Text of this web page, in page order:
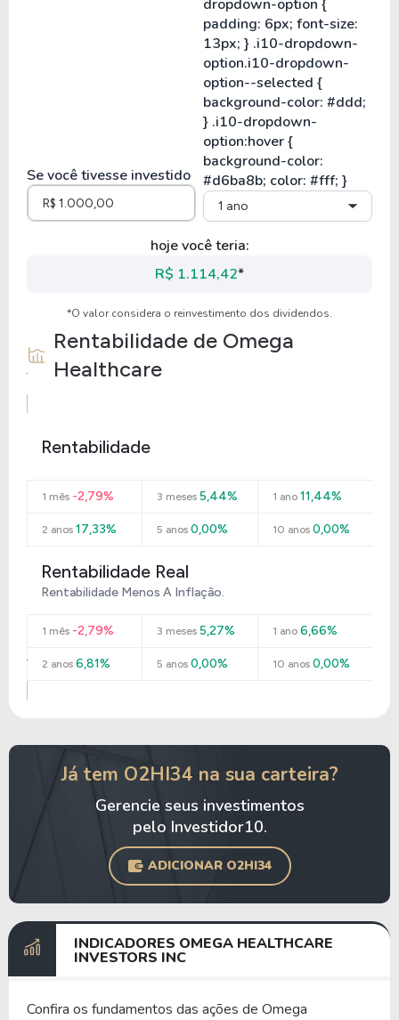
Se você tivesse investido
1 ano
hoje você teria:
R$ 1.114,42*
*O valor considera o reinvestimento dos dividendos.
Rentabilidade de Omega
Healthcare
Rentabilidade
1 mês -2,79% 3 meses 5,44% 1 ano11,44%
2 anos 17,33% 5 anos 0,00% 10 anos0,00%
Rentabilidade Real
Rentabilidade Menos A Inflação.
1 mês -2,79% 3 meses 5,27% 1 ano6,66%
2 anos 6,81% 5 anos 0,00% 10 anos0,00%
Já tem O2HI34 na sua carteira?
Gerencie seus investimentos
pelo Investidor10.
ADICIONAR O2HI34
INDICADORES OMEGA HEALTHCARE
INVESTORS INC
Confira os fundamentos das ações de Omega